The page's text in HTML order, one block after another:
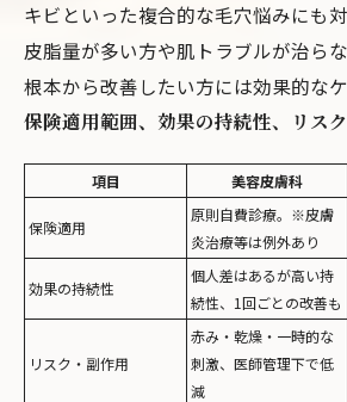
キビといった複合的な毛穴悩みにも
皮脂量が多い方や肌トラブルが治ら
根本から改善したい方には効果的なケ
保険適用範囲、効果の持続性、リス
項目 美容皮膚科
保険適用
原則自費診療。※皮膚
炎治療等は例外あり
効果の持続性
個人差はあるが高い持
続性、1回ごとの改善も
リスク・副作用
赤み・乾燥・一時的な
刺激、医師管理下で低
減